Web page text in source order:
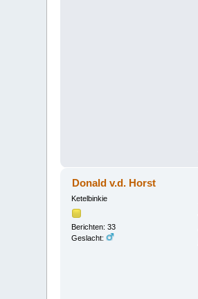
Donald v.d. Horst
Ketelbinkie
Berichten: 33
Geslacht: